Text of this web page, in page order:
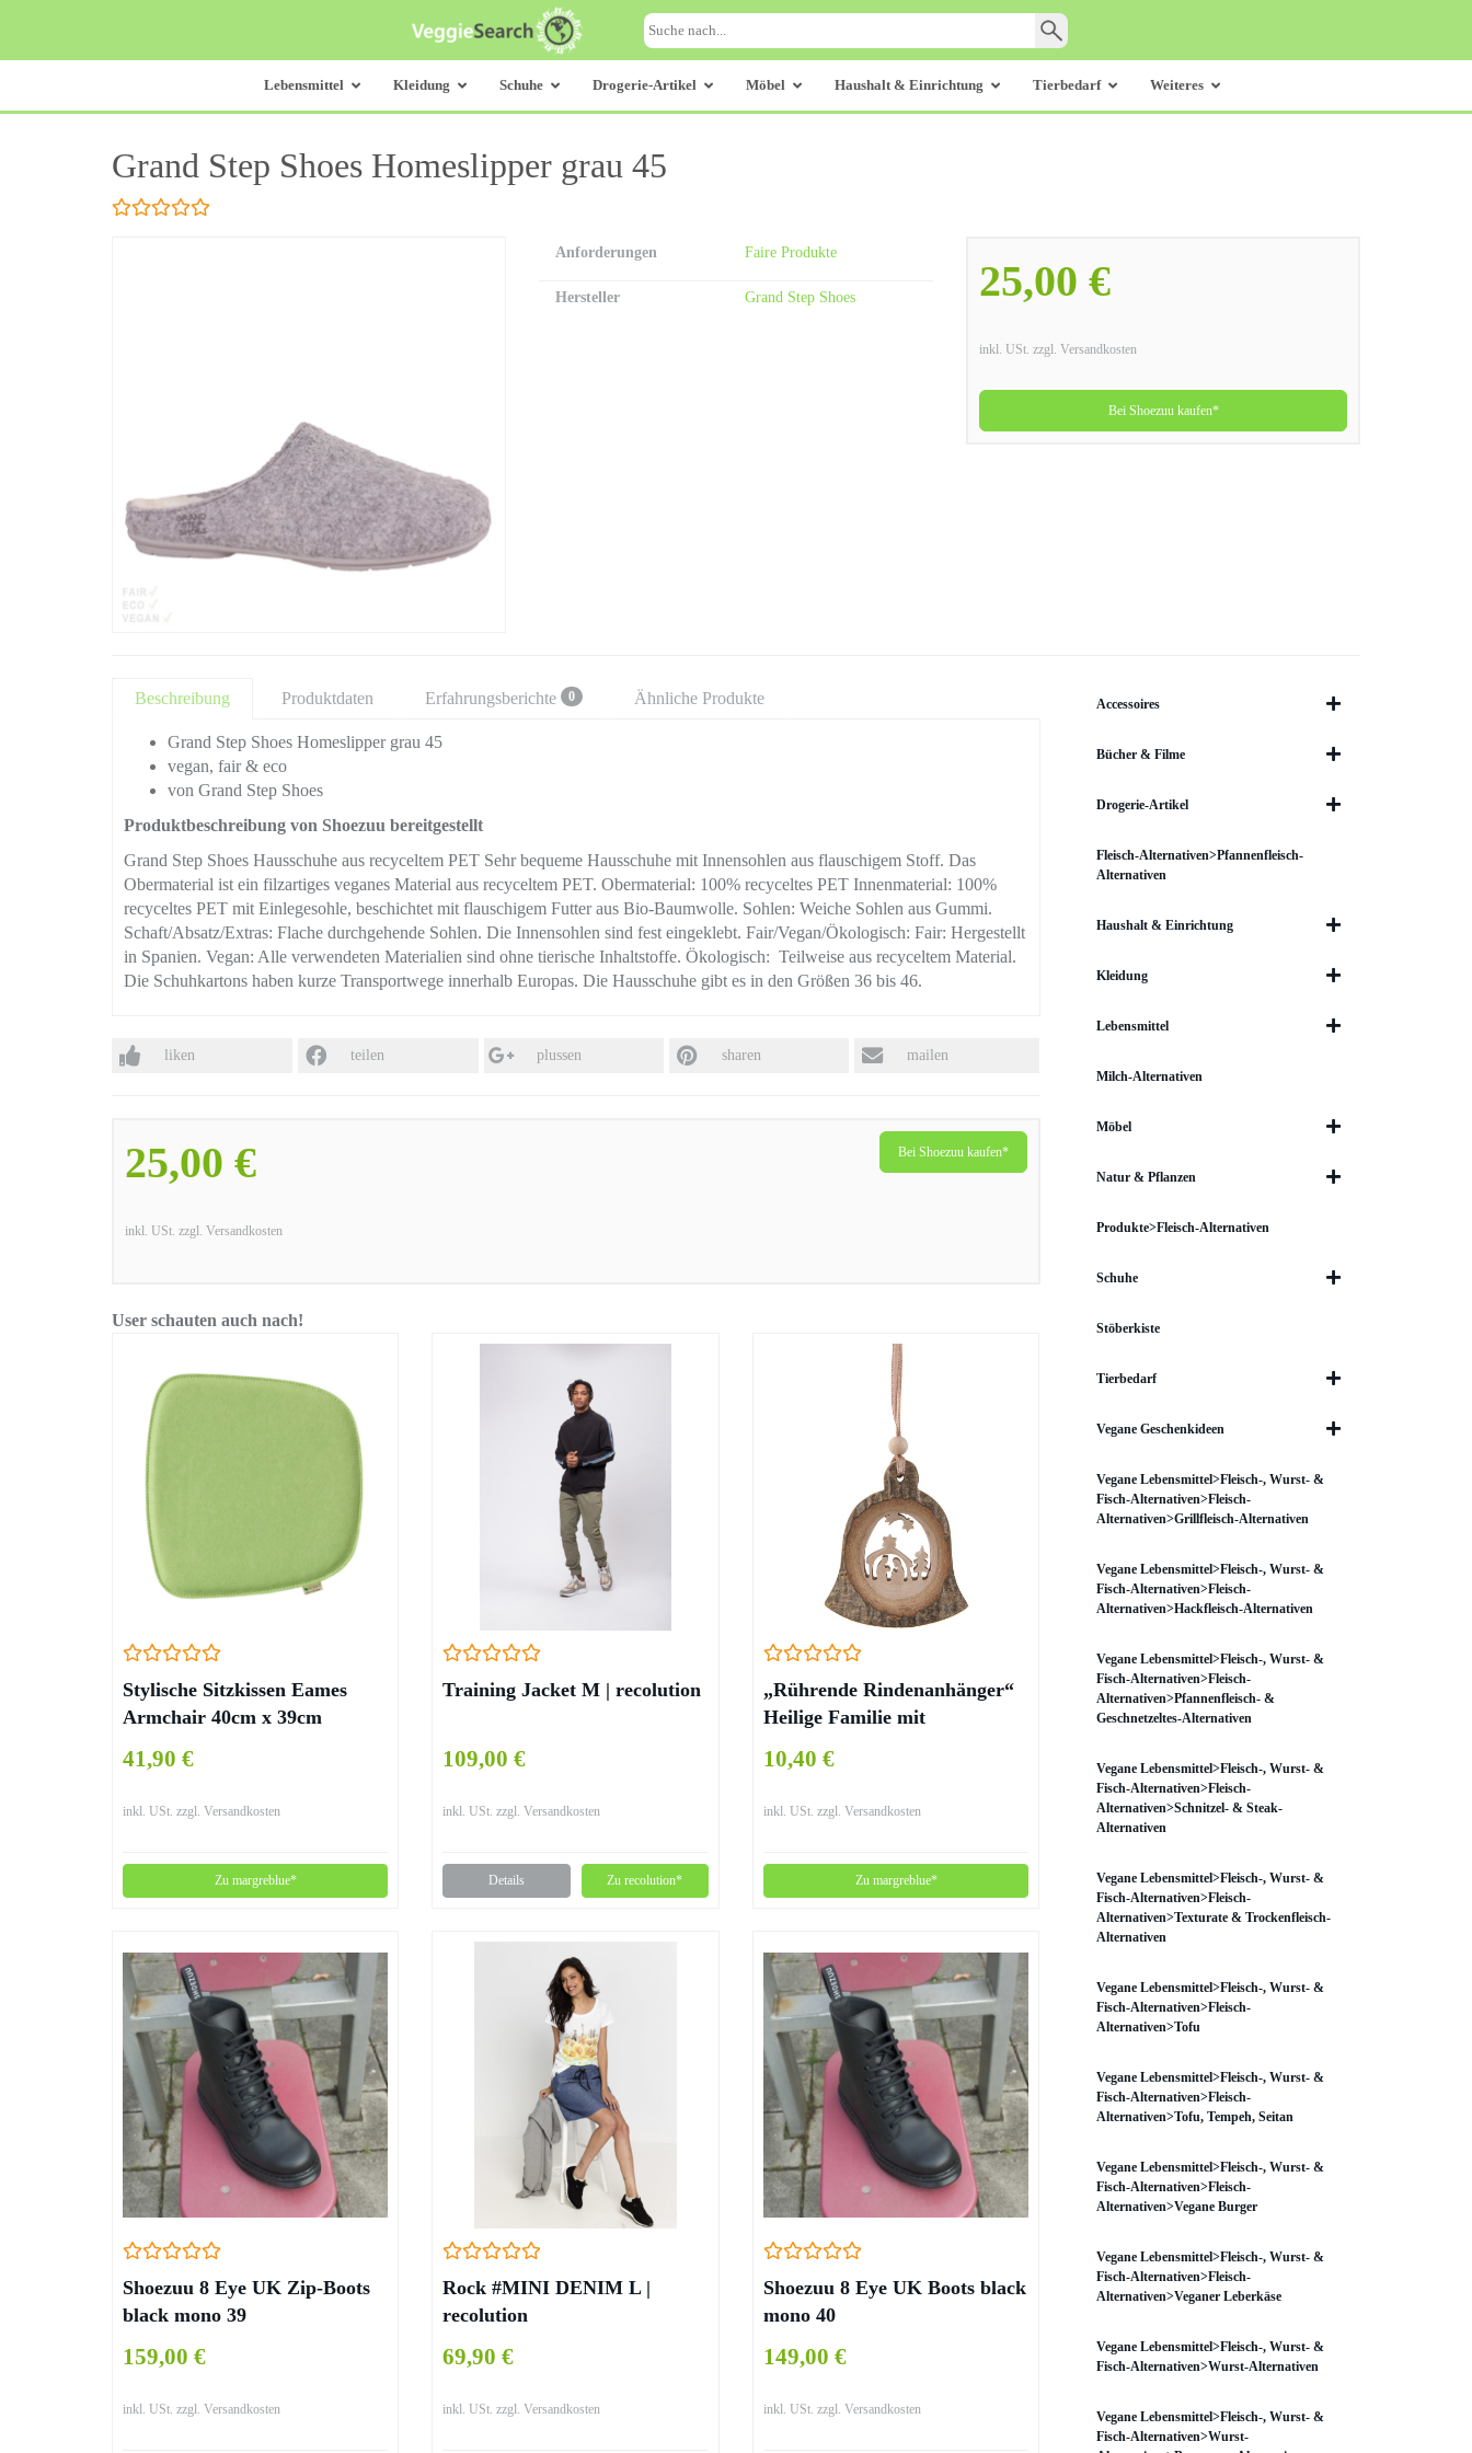
main
Lebensmittel Kleidung Schuhe Drogerie-Artikel Möbel Haushalt & Einrichtung Tierbedarf Weiteres
Grand Step Shoes Homeslipper grau 45
25,00 €
inkl. USt. zzgl. Versandkosten
Bei Shoezuu kaufen*
Anforderungen Faire Produkte
Hersteller Grand Step Shoes
Beschreibung Produktdaten Erfahrungsberichte 0 Ähnliche Produkte
Grand Step Shoes Homeslipper grau 45
vegan, fair & eco
von Grand Step Shoes
Produktbeschreibung von Shoezuu bereitgestellt
Grand Step Shoes Hausschuhe aus recyceltem PET Sehr bequeme Hausschuhe mit Innensohlen aus flauschigem Stoff. Das
Obermaterial ist ein filzartiges veganes Material aus recyceltem PET. Obermaterial: 100% recyceltes PET Innenmaterial: 100%
recyceltes PET mit Einlegesohle, beschichtet mit flauschigem Futter aus Bio-Baumwolle. Sohlen: Weiche Sohlen aus Gummi.
Schaft/Absatz/Extras: Flache durchgehende Sohlen. Die Innensohlen sind fest eingeklebt. Fair/Vegan/Ökologisch: Fair: Hergestellt
in Spanien. Vegan: Alle verwendeten Materialien sind ohne tierische Inhaltstoffe. Ökologisch: Teilweise aus recyceltem Material.
Die Schuhkartons haben kurze Transportwege innerhalb Europas. Die Hausschuhe gibt es in den Größen 36 bis 46.
liken teilen plussen sharen mailen
25,00 €
inkl. USt. zzgl. Versandkosten
Bei Shoezuu kaufen*
User schauten auch nach!
Stylische Sitzkissen Eames
Armchair 40cm x 39cm
41,90 €
inkl. USt. zzgl. Versandkosten
Zu margreblue*
Training Jacket M | recolution
109,00 €
inkl. USt. zzgl. Versandkosten
Details Zu recolution*
„Rührende Rindenanhänger“
Heilige Familie mit
10,40 €
inkl. USt. zzgl. Versandkosten
Zu margreblue*
Shoezuu 8 Eye UK Zip-Boots
black mono 39
159,00 €
inkl. USt. zzgl. Versandkosten
Rock #MINI DENIM L |
recolution
69,90 €
inkl. USt. zzgl. Versandkosten
Shoezuu 8 Eye UK Boots black
mono 40
149,00 €
inkl. USt. zzgl. Versandkosten
Accessoires
Bücher & Filme
Drogerie-Artikel
Fleisch-Alternativen>Pfannenfleisch-
Alternativen
Haushalt & Einrichtung
Kleidung
Lebensmittel
Milch-Alternativen
Möbel
Natur & Pflanzen
Produkte>Fleisch-Alternativen
Schuhe
Stöberkiste
Tierbedarf
Vegane Geschenkideen
Vegane Lebensmittel>Fleisch-, Wurst- &
Fisch-Alternativen>Fleisch-
Alternativen>Grillfleisch-Alternativen
Vegane Lebensmittel>Fleisch-, Wurst- &
Fisch-Alternativen>Fleisch-
Alternativen>Hackfleisch-Alternativen
Vegane Lebensmittel>Fleisch-, Wurst- &
Fisch-Alternativen>Fleisch-
Alternativen>Pfannenfleisch- &
Geschnetzeltes-Alternativen
Vegane Lebensmittel>Fleisch-, Wurst- &
Fisch-Alternativen>Fleisch-
Alternativen>Schnitzel- & Steak-
Alternativen
Vegane Lebensmittel>Fleisch-, Wurst- &
Fisch-Alternativen>Fleisch-
Alternativen>Texturate & Trockenfleisch-
Alternativen
Vegane Lebensmittel>Fleisch-, Wurst- &
Fisch-Alternativen>Fleisch-
Alternativen>Tofu
Vegane Lebensmittel>Fleisch-, Wurst- &
Fisch-Alternativen>Fleisch-
Alternativen>Tofu, Tempeh, Seitan
Vegane Lebensmittel>Fleisch-, Wurst- &
Fisch-Alternativen>Fleisch-
Alternativen>Vegane Burger
Vegane Lebensmittel>Fleisch-, Wurst- &
Fisch-Alternativen>Fleisch-
Alternativen>Veganer Leberkäse
Vegane Lebensmittel>Fleisch-, Wurst- &
Fisch-Alternativen>Wurst-Alternativen
Vegane Lebensmittel>Fleisch-, Wurst- &
Fisch-Alternativen>Wurst-